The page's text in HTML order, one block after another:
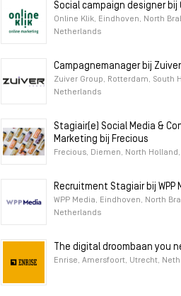
Social campaign designer bij
Online Klik, Eindhoven, North
Netherlands
Campagnemanager bij Zuiver
Zuiver Group, Rotterdam, South
Netherlands
Stagiair(e) Social Media &
Marketing bij Frecious
Frecious, Diemen, North
Recruitment Stagiair bij WPP
WPP Media, Eindhoven, North
Netherlands
The digital droombaan you
Enrise, Amersfoort, Utrecht,